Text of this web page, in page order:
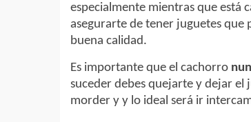
especialmente mientras que está
asegurarte de tener juguetes que
buena calidad.
Es importante que el cachorro
suceder debes quejarte y dejar el
morder y y lo ideal será ir